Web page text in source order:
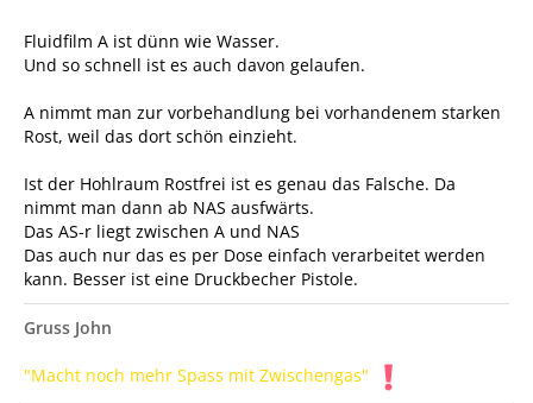
Fluidfilm A ist dünn wie Wasser.
Und so schnell ist es auch davon gelaufen.
A nimmt man zur vorbehandlung bei vorhandenem starken
Rost, weil das dort schön einzieht.
Ist der Hohlraum Rostfrei ist es genau das Falsche. Da
nimmt man dann ab NAS ausfwärts.
Das AS-r liegt zwischen A und NAS
Das auch nur das es per Dose einfach verarbeitet werden
kann. Besser ist eine Druckbecher Pistole.
Gruss John
"Macht noch mehr Spass mit Zwischengas"